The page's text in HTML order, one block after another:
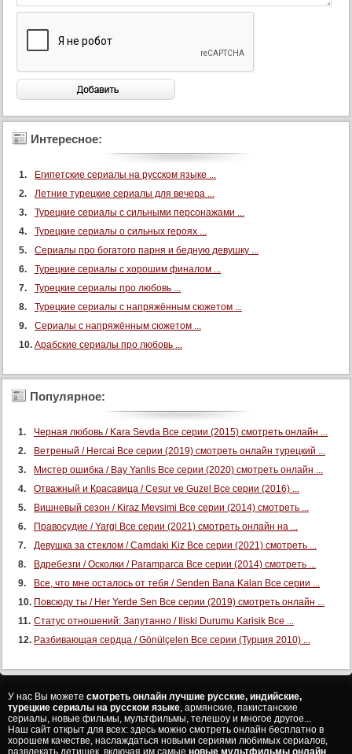
Интересное:
Египетские сериалы на русском языке ...
Летние турецкие сериалы для вечера ...
Турецкие сериалы с сильными персонажами ...
Турецкие сериалы о сильных героях ...
Сериалы про богатого парня и бедную девушку ...
Турецкие сериалы с хорошим финалом ...
Турецкие сериалы про любовь ...
Турецкие сериалы с напряжённым сюжетом ...
Сериалы с напряжённым сюжетом ...
Арабские сериалы про любовь ...
Популярное:
Черная любовь / Kara Sevda Все серии (2015) смотреть онлайн ...
Ветреный / Hercai Все серии (2019) смотреть онлайн турецкий ...
Мистер ошибка / Bay Yanlis Все серии (2020) смотреть онлайн ...
Отважный и Красавица / Cesur ve Guzel Все серии (2016) ...
Вишневый сезон / Kiraz Mevsimi Все серии (2014) смотреть ...
Правосудие / Yargi Все серии (2021) смотреть онлайн на ...
Девушка за стеклом / Camdaki Kiz Все серии (2021) смотреть ...
Вдребезги / Осколки / Paramparca Все серии (2014) смотреть ...
Все, что мне осталось от тебя / Senden Bana Kalan Все серии ...
Повсюду ты / Her Yerde Sen Все серии (2019) смотреть онлайн ...
Статус отношений: Запутанно / Iliski Durumu Karisik Все ...
Разбивающая сердца / Gönülçelen Все серии (Турция 2010) ...
У нас Вы можете смотреть онлайн лучшие русские, индийские,
турецкие сериалы на русском языке, армянские, пакистанские
сериалы, новые фильмы, мультфильмы, телешоу и многое другое...
Наш сайт открыт для всех: здесь можно смотреть онлайн бесплатно в
хорошем качестве, наслаждаться новыми сериями любимых сериалов,
развлекать детишек, включая им самые новые мультфильмы онлайн